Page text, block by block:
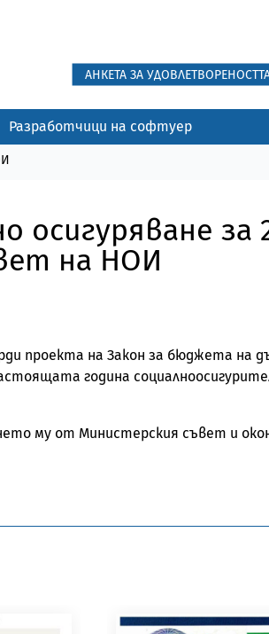
АНКЕТА ЗА
Разработчици на софтуер
за
на НОИ
проекта на Закон за бюджета на
година
му от Министерския съвет и